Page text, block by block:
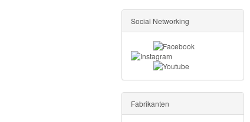
Social Networking
Fabrikanten